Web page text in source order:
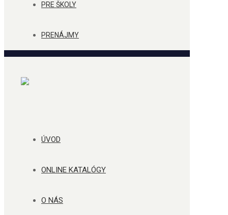
PRE ŠKOLY
PRENÁJMY
ÚVOD
ONLINE KATALÓGY
O NÁS